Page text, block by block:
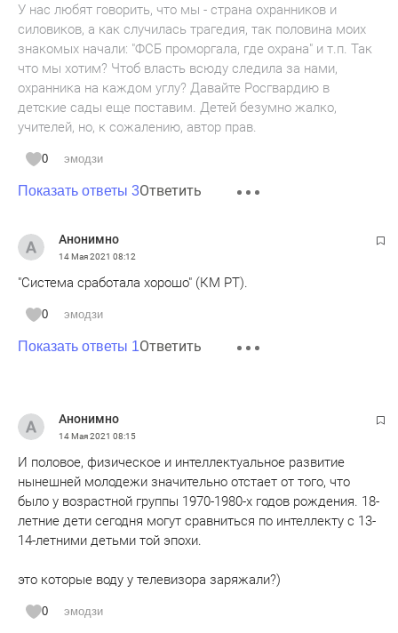
У нас любят говорить, что мы - страна охранников и
силовиков, а как случилась трагедия, так половина моих
знакомых начали: "ФСБ проморгала, где охрана" и т.п. Так
что мы хотим? Чтоб власть всюду следила за нами,
охранника на каждом углу? Давайте Росгвардию в
детские сады еще поставим. Детей безумно жалко,
учителей, но, к сожалению, автор прав.
0 эмодзи
Показать ответы 3Ответить
Анонимно
14 Мая 2021 08:12
"Система сработала хорошо" (КМ РТ).
0 эмодзи
Показать ответы 1Ответить
Анонимно
14 Мая 2021 08:15
И половое, физическое и интеллектуальное развитие
нынешней молодежи значительно отстает от того, что
было у возрастной группы 1970-1980-х годов рождения. 18-
летние дети сегодня могут сравниться по интеллекту с 13-
14-летними детьми той эпохи.
это которые воду у телевизора заряжали?)
0 эмодзи